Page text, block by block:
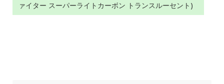
ァイター スーパーライトカーボン トランスルーセント)